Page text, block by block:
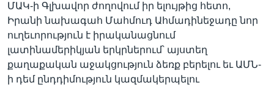
IN ENGLISH
ՄԵՐ ՄԱՍԻՆ
«ԱՄԵՐԻԿԱՅԻ ՁԱՅՆ»-Ի ԿԱՆՈՆԱԴՐՈՒԹՅՈՒՆ
ԿԱՊ ՄԵԶ ՀԵՏ
ՈՒԿՐԱԻՆԱԿԱՆ ՊԱՏԵՐԱԶՄ
Learning English
ՀԵՏԵՒԵՔ ՄԵԶ
ՄԱԿ-ի Գլխավոր ժողովում իր ելույթից հետո,
Իրանի նախագահ Մահմուդ Ահմադինեջադը նոր
ուղեւորություն է իրականացնում
լատինամերիկյան երկրներում՝ այստեղ
քաղաքական աջակցություն ձեռք բերելու եւ ԱՄՆ-
ի դեմ ընդդիմություն կազմակերպելու